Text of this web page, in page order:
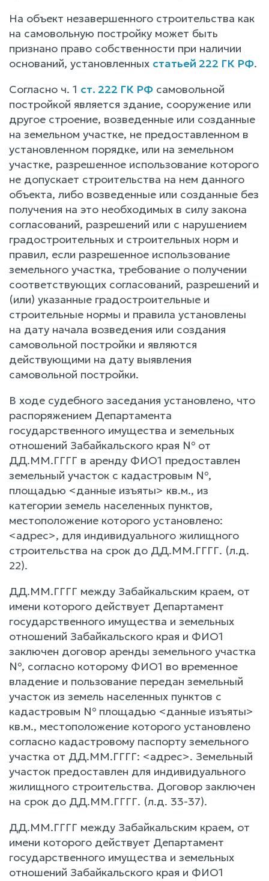
На объект незавершенного строительства как
на самовольную постройку может быть
признано право собственности при наличии
оснований, установленных статьей 222 ГК РФ.
Согласно ч. 1 ст. 222 ГК РФ самовольной
постройкой является здание, сооружение или
другое строение, возведенные или созданные
на земельном участке, не предоставленном в
установленном порядке, или на земельном
участке, разрешенное использование которого
не допускает строительства на нем данного
объекта, либо возведенные или созданные без
получения на это необходимых в силу закона
согласований, разрешений или с нарушением
градостроительных и строительных норм и
правил, если разрешенное использование
земельного участка, требование о получении
соответствующих согласований, разрешений и
(или) указанные градостроительные и
строительные нормы и правила установлены
на дату начала возведения или создания
самовольной постройки и являются
действующими на дату выявления
самовольной постройки.
В ходе судебного заседания установлено, что
распоряжением Департамента
государственного имущества и земельных
отношений Забайкальского края № от
ДД.ММ.ГГГГ в аренду ФИО1 предоставлен
земельный участок с кадастровым №,
площадью <данные изъяты> кв.м., из
категории земель населенных пунктов,
местоположение которого установлено:
<адрес>, для индивидуального жилищного
строительства на срок до ДД.ММ.ГГГГ. (л.д.
22).
ДД.ММ.ГГГГ между Забайкальским краем, от
имени которого действует Департамент
государственного имущества и земельных
отношений Забайкальского края и ФИО1
заключен договор аренды земельного участка
№, согласно которому ФИО1 во временное
владение и пользование передан земельный
участок из земель населенных пунктов с
кадастровым № площадью <данные изъяты>
кв.м., местоположение которого установлено
согласно кадастровому паспорту земельного
участка от ДД.ММ.ГГГГ: <адрес>. Земельный
участок предоставлен для индивидуального
жилищного строительства. Договор заключен
на срок до ДД.ММ.ГГГГ. (л.д. 33-37).
ДД.ММ.ГГГГ между Забайкальским краем, от
имени которого действует Департамент
государственного имущества и земельных
отношений Забайкальского края и ФИО1